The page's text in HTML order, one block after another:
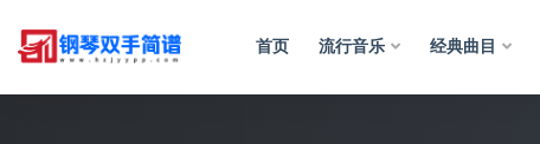
首页 流行音乐 经典曲目